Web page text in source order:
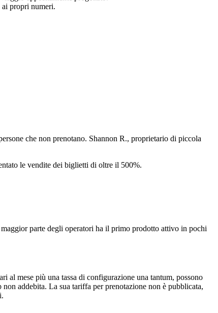
propri numeri.
che non prenotano. Shannon R., proprietario di piccola
le vendite dei biglietti di oltre il 500%.
parte degli operatori ha il primo prodotto attivo in pochi
mese più una tassa di configurazione una tantum, possono
addebita. La sua tariffa per prenotazione non è pubblicata,